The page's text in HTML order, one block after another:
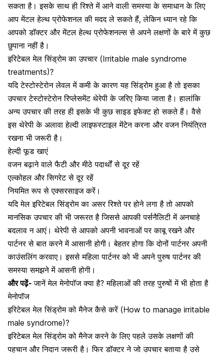
सकता है। इसके साथ ही रिश्ते में आने वाली समस्या के समाधान के लिए
आप मेंटल हेल्थ प्रोफेशनल की मदद ले सकते हैं, लेकिन ध्यान रहे कि
आपको डॉक्टर और मेंटल हेल्थ प्रोफेशनल्स से अपने लक्षणों के बारे में कुछ
छुपाना नहीं है।
इरिटेबल मेल सिंड्रोम का उपचार (Irritable male syndrome
treatments)?
यदि टेस्टोस्टेरोन लेवल में कमी के कारण यह सिंड्रोम हुआ है तो इसका
उपचार टेस्टोस्टेरोन रिप्लेसमेंट थेरेपी के जरिए किया जाता है। हालांकि
अन्य उपचार की तरह ही इसके भी कुछ साइड इफेक्ट हो सकते हैं। वैसे
इस थेरेपी के अलावा हेल्दी लाइफस्टाइल मेंटेन करना और वजन नियंत्रित
रखना भी जरूरी है।
हेल्दी फूड खाएं
वजन बढ़ाने वाले फैटी और मीठे पदार्थों से दूर रहें
एल्कोहल और सिगरेट से दूर रहें
नियमित रूप से एक्सरसाइज करें।
यदि मेल इरिटेबल सिंड्रोम का असर रिश्ते पर होने लगा है तो आपको
मानसिक उपचार की भी जरूरत है जिससे आपकी पर्सनैलिटी में अनचाहे
बदलाव न आएं। थेरेपी से आपको अपनी भावनाओं पर काबू रखने और
पार्टनर से बात करने में आसानी होगी। बेहतर होगा कि दोनों पार्टनर अपनी
काउंसलिंग करवाए। इससे महिला पार्टनर को भी अपने पुरुष पार्टनर की
समस्या समझने में आसनी होगी।
और पढ़ें-जानें मेल मेनोपॉज क्या है? महिलाओं की तरह पुरुषों में भी होता है
मेनोपॉज
इरिटेबल मेल सिंड्रोम को मैनेज कैसे करें (How to manage irritable
male syndrome)?
इरिटेबल मेल सिंड्रोम को मैनेज करने के लिए पहले उसके लक्षणों की
पहचान और निदान जरूरी है। फिर डॉक्टर ने जो उपचार बताया है उसे